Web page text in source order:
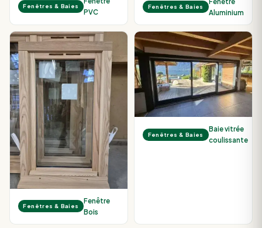
Fenêtres & Baies
PVC
Fenêtres & Baies
Aluminium
Fenêtres & Baies
Fenêtre
Bois
Fenêtres & Baies
Baie vitrée
coulissante